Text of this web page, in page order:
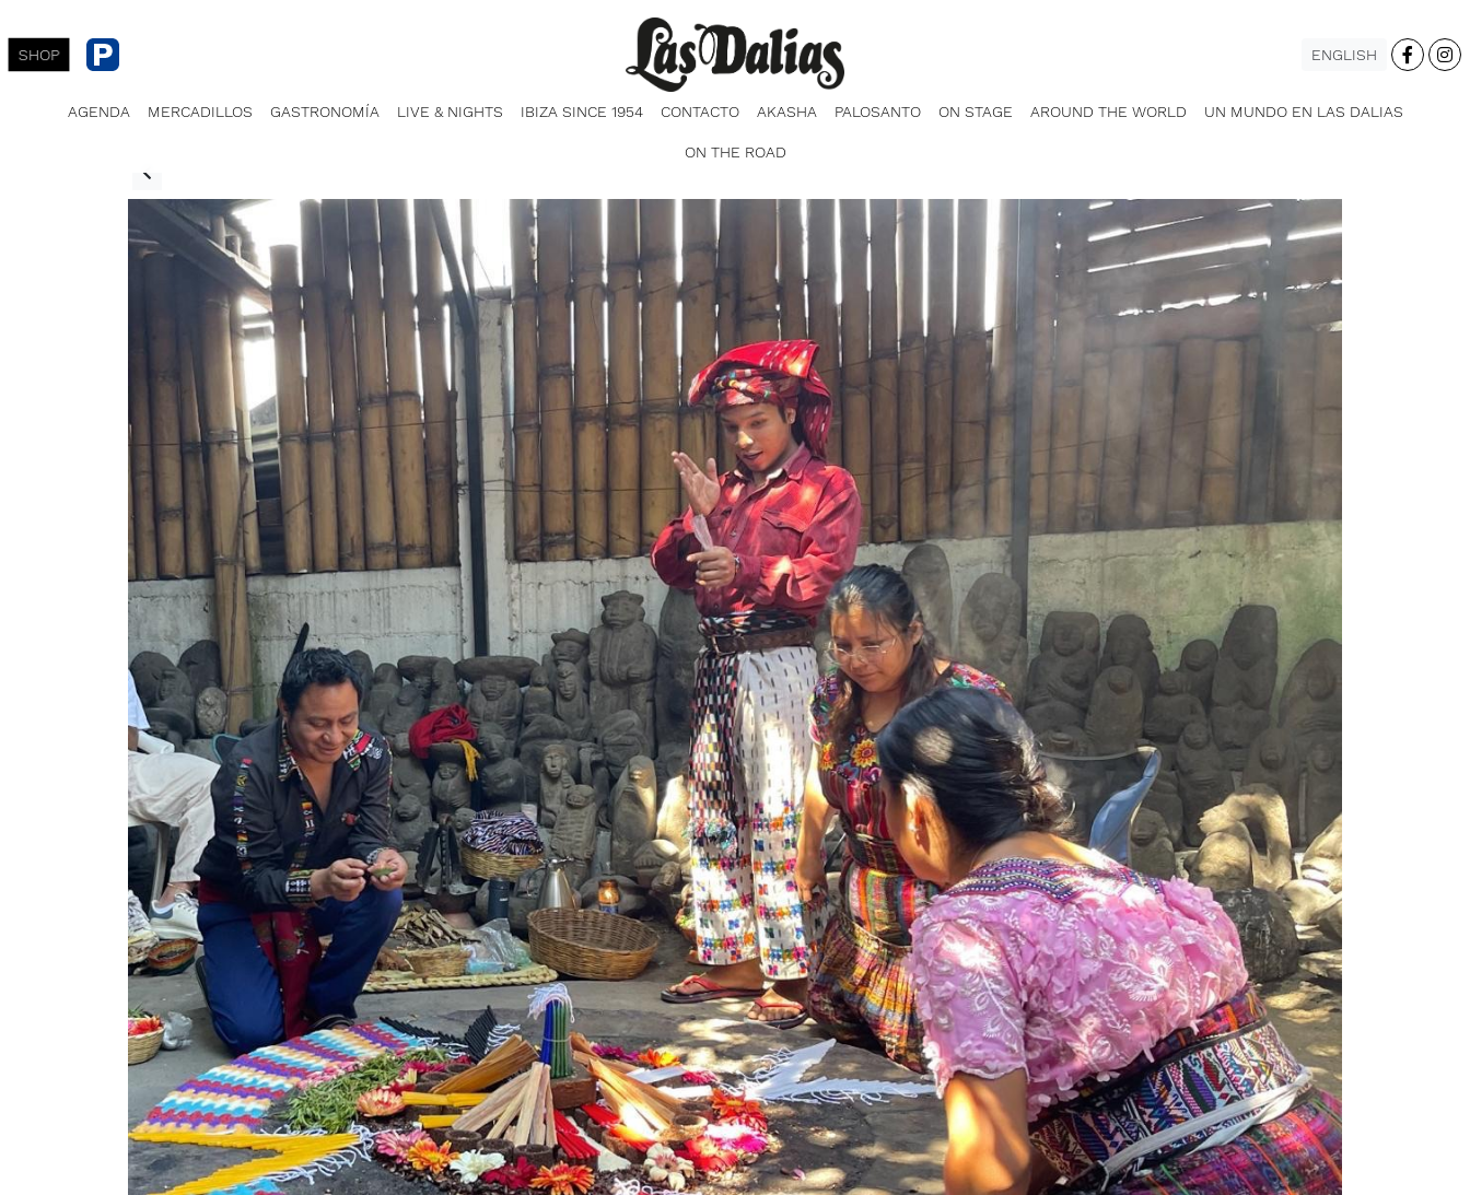
SHOP ENGLISH
AGENDA MERCADILLOS GASTRONOMÍA LIVE & NIGHTS IBIZA SINCE 1954 CONTACTO AKASHA PALOSANTO ON STAGE AROUND THE WORLD UN MUNDO EN LAS DALIAS
ON THE ROAD